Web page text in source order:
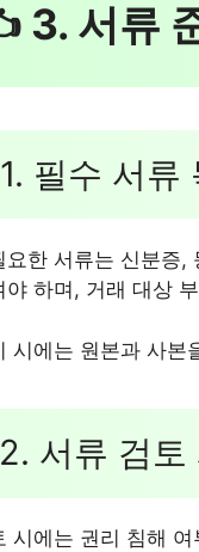
3. 서류
필수 서류
요한 서류는 신분증,
야 하며, 거래 대상
시에는 원본과 사본
서류 검토
시에는 권리 침해